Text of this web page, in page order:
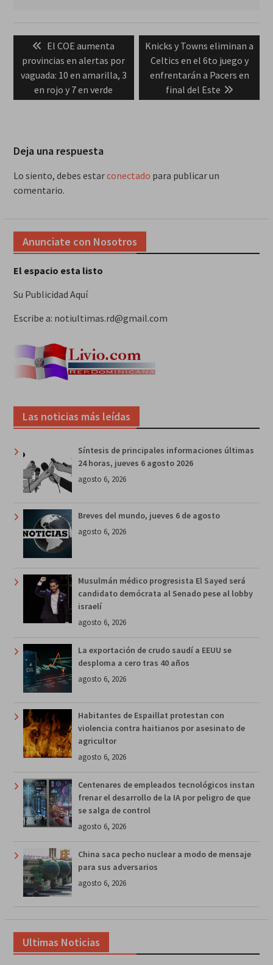
entradas
Previous
post:
El COE aumenta
provincias en alertas por
vaguada: 10 en amarilla, 3
en rojo y 7 en verde
Next
post:
Knicks y Towns eliminan a
Celtics en el 6to juego y
enfrentarán a Pacers en
final del Este
Deja una respuesta
Lo siento, debes estarconectado para publicar un
comentario.
Anunciate con Nosotros
El espacio esta listo
Su Publicidad Aquí
Escribe a: notiultimas.rd@gmail.com
Las noticias más leídas
Síntesis de principales informaciones últimas
24 horas, jueves 6 agosto 2026
agosto 6, 2026
Breves del mundo, jueves 6 de agosto
agosto 6, 2026
Musulmán médico progresista El Sayed será
candidato demócrata al Senado pese al lobby
israelí
agosto 6, 2026
La exportación de crudo saudí a EEUU se
desploma a cero tras 40 años
agosto 6, 2026
Habitantes de Espaillat protestan con
violencia contra haitianos por asesinato de
agricultor
agosto 6, 2026
Centenares de empleados tecnológicos instan
frenar el desarrollo de la IA por peligro de que
se salga de control
agosto 6, 2026
China saca pecho nuclear a modo de mensaje
para sus adversarios
agosto 6, 2026
Ultimas Noticias